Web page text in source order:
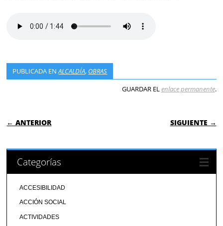
PUBLICADA ENALCALDÍA, OBRAS
GUARDAR ELenlace permanente.
NAVEGACIÓN DE ENTRADAS
← ANTERIOR SIGUIENTE →
Categorías
ACCESIBILIDAD
ACCIÓN SOCIAL
ACTIVIDADES